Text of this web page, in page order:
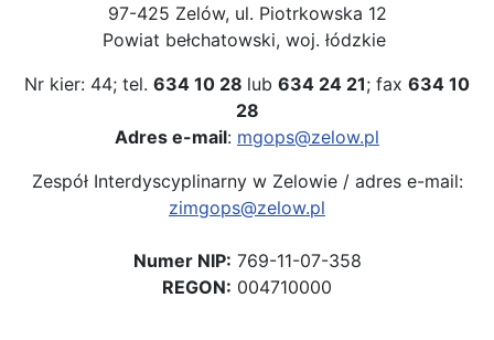
97-425 Zelów, ul. Piotrkowska 12
Powiat bełchatowski, woj. łódzkie
Nr kier: 44; tel. 634 10 28 lub 634 24 21; fax 634 10
28
Adres e-mail: mgops@zelow.pl
Zespół Interdyscyplinarny w Zelowie / adres e-mail:
zimgops@zelow.pl
Numer NIP: 769-11-07-358
REGON: 004710000